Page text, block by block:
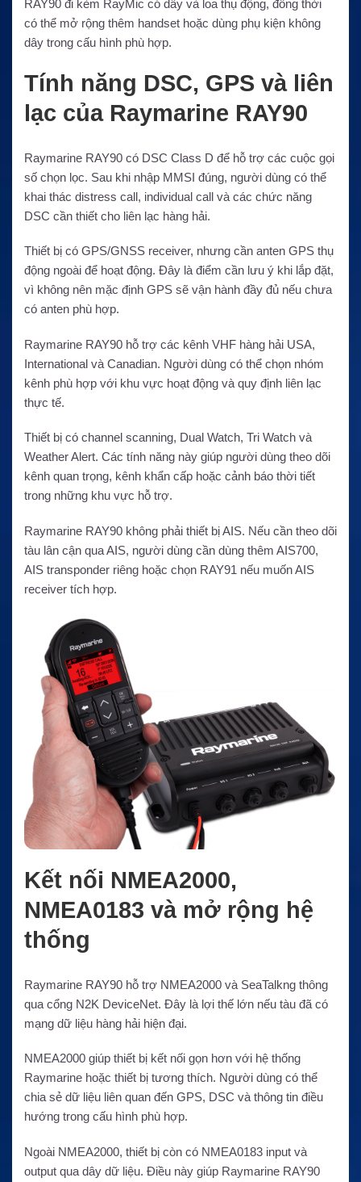
RAY90 đi kèm RayMic có dây và loa thụ động, đồng thời
có thể mở rộng thêm handset hoặc dùng phụ kiện không
dây trong cấu hình phù hợp.
Tính năng DSC, GPS và liên
lạc của Raymarine RAY90
Raymarine RAY90 có DSC Class D để hỗ trợ các cuộc gọi
số chọn lọc. Sau khi nhập MMSI đúng, người dùng có thể
khai thác distress call, individual call và các chức năng
DSC cần thiết cho liên lạc hàng hải.
Thiết bị có GPS/GNSS receiver, nhưng cần anten GPS thụ
động ngoài để hoạt động. Đây là điểm cần lưu ý khi lắp đặt,
vì không nên mặc định GPS sẽ vận hành đầy đủ nếu chưa
có anten phù hợp.
Raymarine RAY90 hỗ trợ các kênh VHF hàng hải USA,
International và Canadian. Người dùng có thể chọn nhóm
kênh phù hợp với khu vực hoạt động và quy định liên lạc
thực tế.
Thiết bị có channel scanning, Dual Watch, Tri Watch và
Weather Alert. Các tính năng này giúp người dùng theo dõi
kênh quan trọng, kênh khẩn cấp hoặc cảnh báo thời tiết
trong những khu vực hỗ trợ.
Raymarine RAY90 không phải thiết bị AIS. Nếu cần theo dõi
tàu lân cận qua AIS, người dùng cần dùng thêm AIS700,
AIS transponder riêng hoặc chọn RAY91 nếu muốn AIS
receiver tích hợp.
Kết nối NMEA2000,
NMEA0183 và mở rộng hệ
thống
Raymarine RAY90 hỗ trợ NMEA2000 và SeaTalkng thông
qua cổng N2K DeviceNet. Đây là lợi thế lớn nếu tàu đã có
mạng dữ liệu hàng hải hiện đại.
NMEA2000 giúp thiết bị kết nối gọn hơn với hệ thống
Raymarine hoặc thiết bị tương thích. Người dùng có thể
chia sẻ dữ liệu liên quan đến GPS, DSC và thông tin điều
hướng trong cấu hình phù hợp.
Ngoài NMEA2000, thiết bị còn có NMEA0183 input và
output qua dây dữ liệu. Điều này giúp Raymarine RAY90